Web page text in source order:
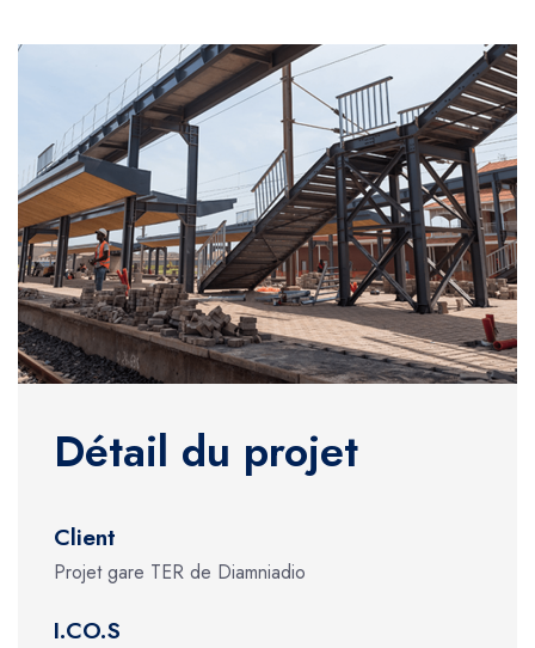
Détail du projet
Client
Projet gare TER de Diamniadio
I.CO.S